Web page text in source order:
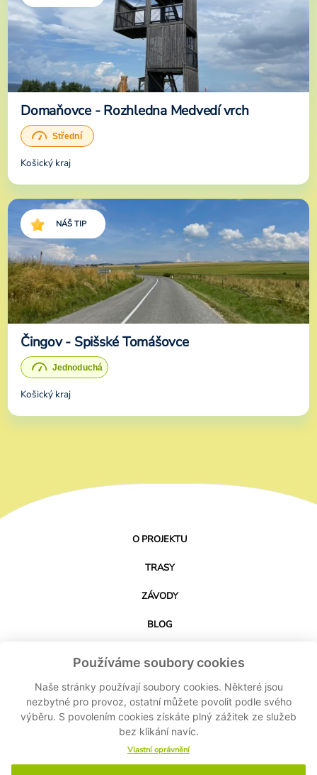
Používáme soubory cookies
Naše stránky používají soubory cookies. Některé jsou
nezbytné pro provoz, ostatní můžete povolit podle svého
výběru. S povolením cookies získáte plný zážitek ze služeb
bez klikání navíc.
Vlastní oprávnění
Domaňovce - Rozhledna Medvedí vrch
Košický kraj
NÁŠ TIP
Čingov - Spišské Tomášovce
Košický kraj
O PROJEKTU
TRASY
ZÁVODY
BLOG
KONTAKT
STÁHNOUT APLIKACI